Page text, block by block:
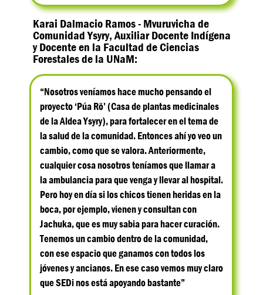
Karai Dalmacio Ramos - Mvuruvicha de
Comunidad Ysyry, Auxiliar Docente Indígena
y Docente en la Facultad de Ciencias
Forestales de la UNaM:
“Nosotros veníamos hace mucho pensando el
proyecto ‘Púa Rõ’ (Casa de plantas medicinales
de la Aldea Ysyry), para fortalecer en el tema de
la salud de la comunidad. Entonces ahí yo veo un
cambio, como que se valora. Anteriormente,
cualquier cosa nosotros teníamos que llamar a
la ambulancia para que venga y llevar al hospital.
Pero hoy en día si los chicos tienen heridas en la
boca, por ejemplo, vienen y consultan con
Jachuka, que es muy sabia para hacer curación.
Tenemos un cambio dentro de la comunidad,
con ese espacio que ganamos con todos los
jóvenes y ancianos. En ese caso vemos muy claro
que SEDi nos está apoyando bastante”